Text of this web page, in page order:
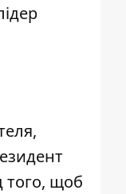
,
того, щоб